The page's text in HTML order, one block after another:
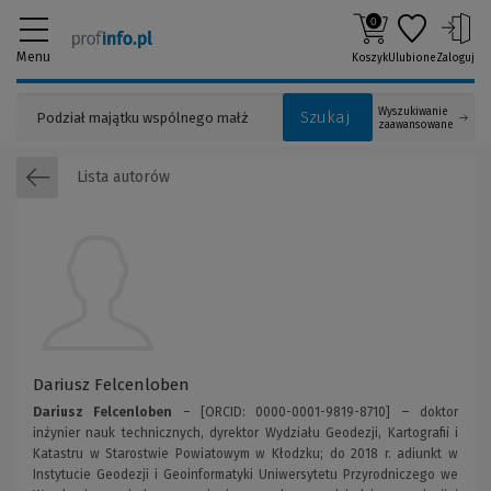
Menu
Szukaj
Wyszukiwanie
zaawansowane
0
KoszykUlubioneZaloguj
Dariusz Felcenloben
Dariusz Felcenloben – [ORCID: 0000-0001-9819-8710] ‒ doktor
inżynier nauk technicznych, dyrektor Wydziału Geodezji, Kartografii i
Katastru w Starostwie Powiatowym w Kłodzku; do 2018 r. adiunkt w
Instytucie Geodezji i Geoinformatyki Uniwersytetu Przyrodniczego we
Lista autorów